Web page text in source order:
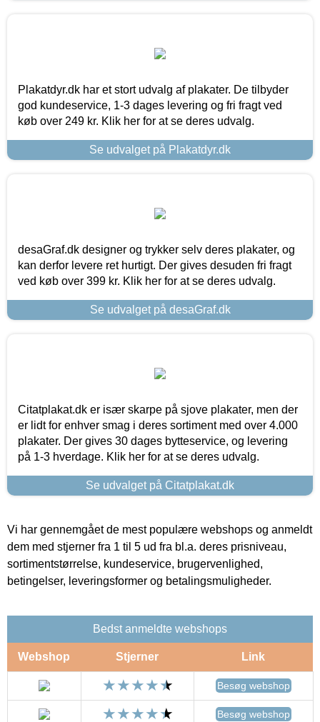
Plakatdyr.dk har et stort udvalg af plakater. De tilbyder
god kundeservice, 1-3 dages levering og fri fragt ved
køb over 249 kr. Klik her for at se deres udvalg.
Se udvalget på Plakatdyr.dk
desaGraf.dk designer og trykker selv deres plakater, og
kan derfor levere ret hurtigt. Der gives desuden fri fragt
ved køb over 399 kr. Klik her for at se deres udvalg.
Se udvalget på desaGraf.dk
Citatplakat.dk er især skarpe på sjove plakater, men der
er lidt for enhver smag i deres sortiment med over 4.000
plakater. Der gives 30 dages bytteservice, og levering
på 1-3 hverdage. Klik her for at se deres udvalg.
Se udvalget på Citatplakat.dk
Vi har gennemgået de mest populære webshops og anmeldt
dem med stjerner fra 1 til 5 ud fra bl.a. deres prisniveau,
sortimentstørrelse, kundeservice, brugervenlighed,
betingelser, leveringsformer og betalingsmuligheder.
Bedst anmeldte webshops
Webshop Stjerner Link
Besøg webshop
Besøg webshop